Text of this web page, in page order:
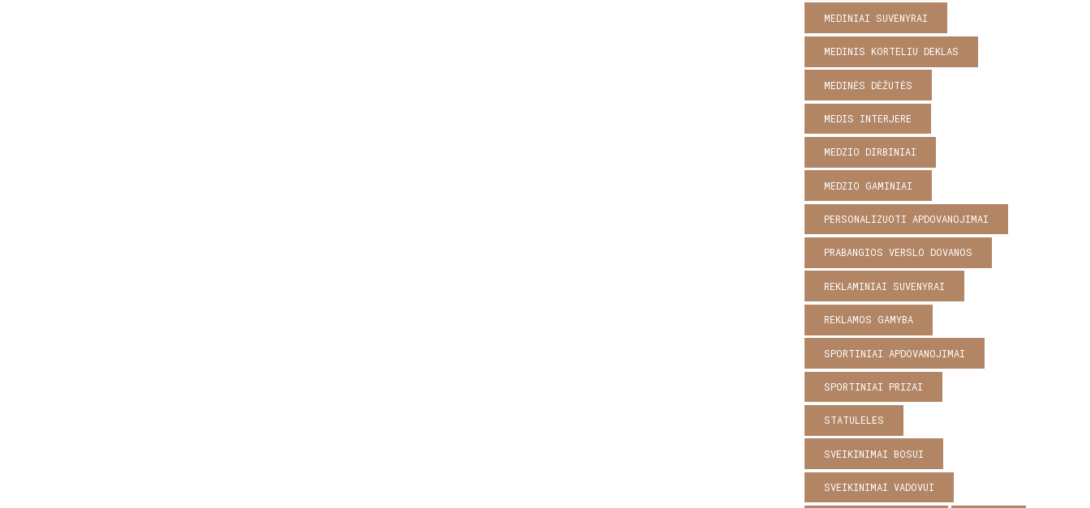
MEDINIAI SUVENYRAI
MEDINIS KORTELIU DEKLAS
MEDINĖS DĖŽUTĖS
MEDIS INTERJERE
MEDZIO DIRBINIAI
MEDZIO GAMINIAI
PERSONALIZUOTI APDOVANOJIMAI
PRABANGIOS VERSLO DOVANOS
REKLAMINIAI SUVENYRAI
REKLAMOS GAMYBA
SPORTINIAI APDOVANOJIMAI
SPORTINIAI PRIZAI
STATULELES
SVEIKINIMAI BOSUI
SVEIKINIMAI VADOVUI